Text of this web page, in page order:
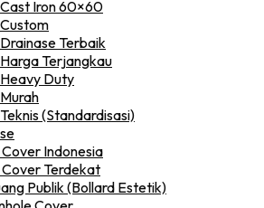
Iron 60×60
Terbaik
Terjangkau
Duty
(Standardisasi)
Indonesia
Terdekat
Publik (Bollard Estetik)